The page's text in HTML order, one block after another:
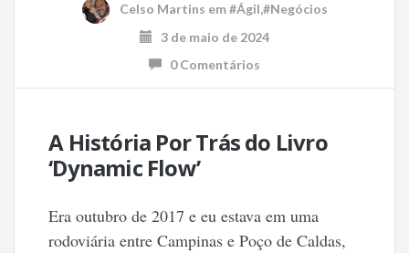
Celso Martins em #Ágil,#Negócios
3 de maio de 2024
0 Comentários
A História Por Trás do Livro
‘Dynamic Flow’
Era outubro de 2017 e eu estava em uma
rodoviária entre Campinas e Poço de Caldas,